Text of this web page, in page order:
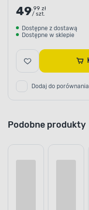
49.99 zł
/ szt.
Dostępne z dostawą
Dostępne w sklepie
Dodaj do porównania
Podobne produkty